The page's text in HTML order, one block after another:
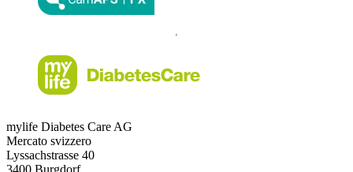
mylife Diabetes Care AG
Mercato svizzero
Lyssachstrasse 40
3400 Burgdorf